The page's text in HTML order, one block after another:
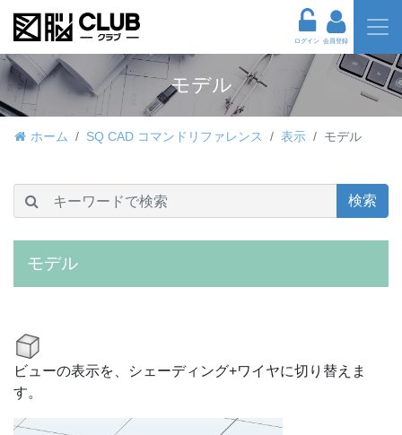
ログイン 会員登録
モデル
ホーム SQ CAD コマンドリファレンス 表示 モデル
検索
モデル
ビューの表示を、シェーディング+ワイヤに切り替えま
す。